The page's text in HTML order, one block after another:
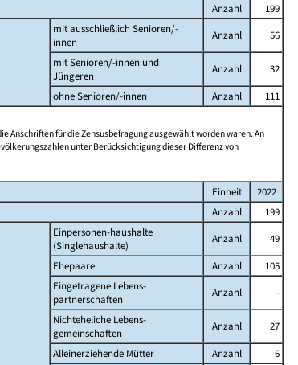
Anzahl
199
mit ausschließlich Senioren/-
innen
Anzahl
56
mit Senioren/-innen und
Jüngeren
Anzahl
32
ohne Senioren/-innen
Anzahl
111
Anschriften für die Zensusbefragung ausgewählt worden waren. An
unter Berücksichtigung dieser Differenz von
Einheit
2022
Anzahl
199
Einpersonen-haushalte
(Singlehaushalte)
Anzahl
49
Ehepaare
Anzahl
105
Eingetragene Lebens-
partnerschaften
Anzahl
-
Nichteheliche Lebens-
gemeinschaften
Anzahl
27
Alleinerziehende Mütter
Anzahl
6